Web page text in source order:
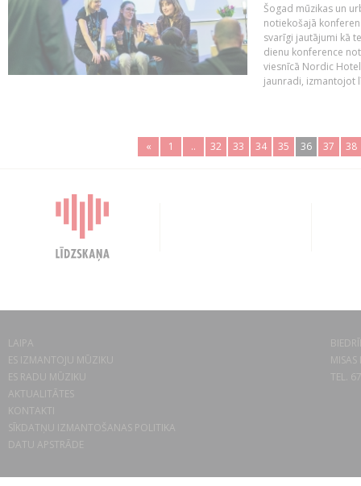
Šogad mūzikas un
notiekošajā
svarīgi jautājumi kā
dienu konference
viesnīcā Nordic
jaunradi, izmantojot
« 1 .. 32 33 34 35 36 37 38
LAIPA
ES IZMANTOJU MŪZIKU
ES RADU MŪZIKU
AKTUALITĀTES
KONTAKTI
SĪKDATŅU IZMANTOŠANAS POLITIKA
DATU APSTRĀDE
TEL.